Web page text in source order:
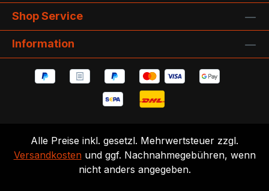
Shop Service
Information
Alle Preise inkl. gesetzl. Mehrwertsteuer zzgl.
Versandkosten und ggf. Nachnahmegebühren, wenn
nicht anders angegeben.